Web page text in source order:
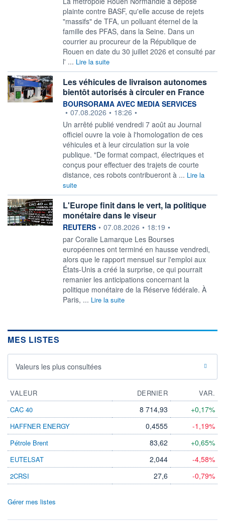
plainte contre BASF, qu'elle accuse de rejets
"massifs" de TFA, un polluant éternel de la
famille des PFAS, dans la Seine. Dans un
courrier au procureur de la République de
Rouen en date du 30 juillet 2026 et consulté par
l' ... Lire la suite
Les véhicules de livraison autonomes
bientôt autorisés à circuler en France
information fournie par
BOURSORAMA AVEC MEDIA SERVICES
• 07.08.2026 • 18:26 •
Un arrêté publié vendredi 7 août au Journal
officiel ouvre la voie à l'homologation de ces
véhicules et à leur circulation sur la voie
publique. "De format compact, électriques et
conçus pour effectuer des trajets de courte
distance, ces robots contribueront à ... Lire la
suite
L'Europe finit dans le vert, la politique
monétaire dans le viseur
information fournie par
REUTERS • 07.08.2026 • 18:19 •
par Coralie Lamarque Les Bourses
européennes ont terminé en hausse vendredi,
alors que le rapport mensuel sur l'emploi ‌aux
États-Unis a créé la surprise, ce qui pourrait
remanier les anticipations concernant la
politique monétaire de la Réserve fédérale. À
Paris, ... Lire la suite
MES LISTES
Valeurs les plus consultées
VALEUR DERNIER
VAR.
CAC 40
8 714,93 +0,17%
HAFFNER ENERGY 0,4555 -1,19%
Pétrole Brent 83,62 +0,65%
EUTELSAT 2,044 -4,58%
2CRSI 27,6 -0,79%
Gérer mes listes